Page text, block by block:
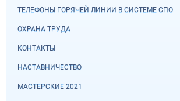
ТЕЛЕФОНЫ ГОРЯЧЕЙ ЛИНИИ В СИСТЕМЕ СПО
ОХРАНА ТРУДА
КОНТАКТЫ
НАСТАВНИЧЕСТВО
МАСТЕРСКИЕ 2021